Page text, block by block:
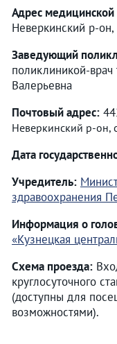
Адрес медицинской
Неверкинский р-
Заведующий
поликлиникой-
Валерьевна
Почтовый адрес:
Неверкинский р-он,
Дата
Учредитель:
здравоохранения
Информация о
«Кузнецкая
Схема проезда:
круглосуточного
(доступны для
возможностями).